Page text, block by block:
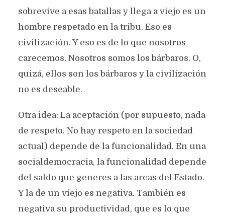
sobrevive a esas batallas y llega a viejo es un
hombre respetado en la tribu. Eso es
civilización. Y eso es de lo que nosotros
carecemos. Nosotros somos los bárbaros. O,
quizá, ellos son los bárbaros y la civilización
no es deseable.
Otra idea: La aceptación (por supuesto, nada
de respeto. No hay respeto en la sociedad
actual) depende de la funcionalidad. En una
socialdemocracia, la funcionalidad depende
del saldo que generes a las arcas del Estado.
Y la de un viejo es negativa. También es
negativa su productividad, que es lo que